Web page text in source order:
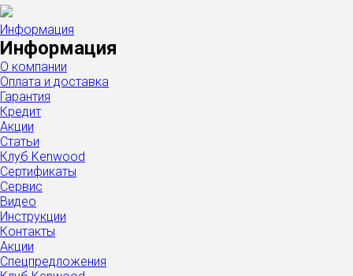
Информация
Информация
О компании
Оплата и доставка
Гарантия
Кредит
Акции
Статьи
Клуб Kenwood
Сертификаты
Сервис
Видео
Инструкции
Контакты
Акции
Спецпредложения